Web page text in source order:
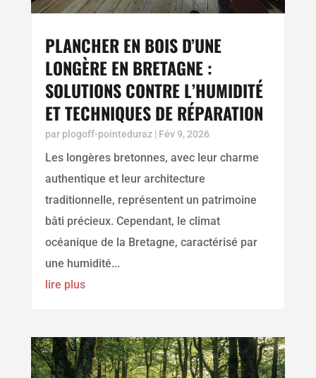
PLANCHER EN BOIS D’UNE
LONGÈRE EN BRETAGNE :
SOLUTIONS CONTRE L’HUMIDITÉ
ET TECHNIQUES DE RÉPARATION
par plogoff-pointeduraz| Fév 9, 2026
Les longères bretonnes, avec leur charme
authentique et leur architecture
traditionnelle, représentent un patrimoine
bâti précieux. Cependant, le climat
océanique de la Bretagne, caractérisé par
une humidité...
lire plus